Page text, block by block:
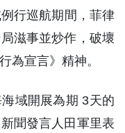
行巡航期間，菲律
滋事並炒作，破壞
為宣言》精神。
域開展為期 3天的
聞發言人田軍里表